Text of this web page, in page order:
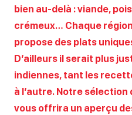
bien au-delà : viande,
crémeux… Chaque
propose des plats
D’ailleurs il serait plus
indiennes, tant les
à l’autre. Notre
vous offrira un aperçu